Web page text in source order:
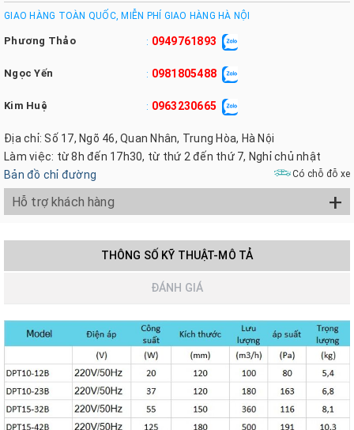
GIAO HÀNG TOÀN QUỐC, MIỄN PHÍ GIAO HÀNG HÀ NỘI
Phương Thảo : 0949761893
Ngọc Yến : 0981805488
Kim Huệ : 0963230665
Địa chỉ: Số 17, Ngõ 46, Quan Nhân, Trung Hòa, Hà Nội
Làm việc: từ 8h đến 17h30, từ thứ 2 đến thứ 7, Nghỉ chủ nhật
Bản đồ chỉ đường
Có chỗ đỗ xe
Hỗ trợ khách hàng +
THÔNG SỐ KỸ THUẬT-MÔ TẢ
ĐÁNH GIÁ